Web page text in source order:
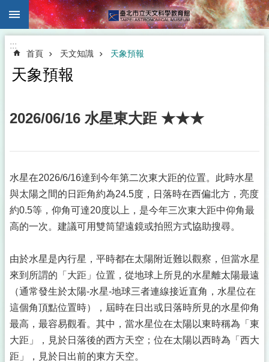
跳到主要內容區塊
:::
首頁 天文知識 天象預報
天象預報
2026/06/16 水星東大距 ★★★
水星在2026/6/16達到今年第二次東大距的位置。此時水星
與太陽之間的日距角約為24.5度，日落時在西偏北方，亮度
約0.5等，仰角可達20度以上，是今年三次東大距中仰角最
高的一次。建議可用雙筒望遠鏡或拍照方式協助搜尋。
由於水星是內行星，平時都在太陽附近難以觀察，但當水星
來到所謂的「大距」位置，從地球上所見的水星離太陽最遠
（通常發生於太陽-水星-地球三者連線接近直角，水星位在
這個角頂點位置時），屆時在日出或日落時所見的水星仰角
最高，最容易觀看。其中，當水星位在太陽以東時稱為「東
大距」，見於日落後的西方天空；位在太陽以西時為「西大
距」，見於日出前的東方天空。